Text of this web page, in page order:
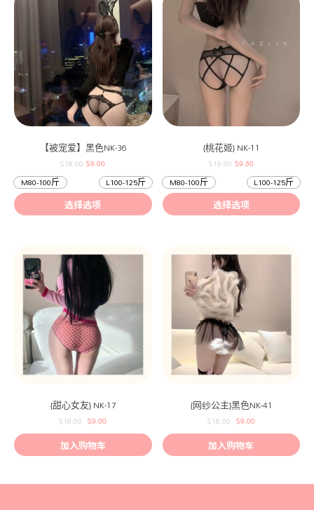
【被宠爱】黑色NK-36
$18.00 $9.00
M80-100斤 L100-125斤
选择选项
{桃花姬} NK-11
$19.00 $9.50
M80-100斤 L100-125斤
选择选项
{甜心女友} NK-17
$18.00 $9.00
加入购物车
{网纱公主}黑色NK-41
$18.00 $9.00
加入购物车